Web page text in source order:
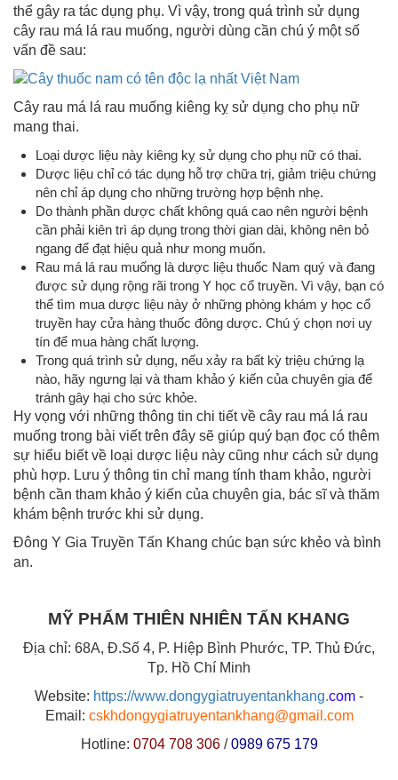
thể gây ra tác dụng phụ. Vì vậy, trong quá trình sử dụng
cây rau má lá rau muống, người dùng cần chú ý một số
vấn đề sau:
Cây rau má lá rau muống kiêng kỵ sử dụng cho phụ nữ
mang thai.
Loại dược liệu này kiêng kỵ sử dụng cho phụ nữ có thai.
Dược liệu chỉ có tác dụng hỗ trợ chữa trị, giảm triệu chứng
nên chỉ áp dụng cho những trường hợp bệnh nhẹ.
Do thành phần dược chất không quá cao nên người bệnh
cần phải kiên trì áp dụng trong thời gian dài, không nên bỏ
ngang để đạt hiệu quả như mong muốn.
Rau má lá rau muống là dược liệu thuốc Nam quý và đang
được sử dụng rộng rãi trong Y học cổ truyền. Vì vậy, bạn có
thể tìm mua dược liệu này ở những phòng khám y học cổ
truyền hay cửa hàng thuốc đông dược. Chú ý chọn nơi uy
tín để mua hàng chất lượng.
Trong quá trình sử dụng, nếu xảy ra bất kỳ triệu chứng lạ
nào, hãy ngưng lại và tham khảo ý kiến của chuyên gia để
tránh gây hại cho sức khỏe.
Hy vọng với những thông tin chi tiết về cây rau má lá rau
muống trong bài viết trên đây sẽ giúp quý bạn đọc có thêm
sự hiểu biết về loại dược liệu này cũng như cách sử dụng
phù hợp. Lưu ý thông tin chỉ mang tính tham khảo, người
bệnh cần tham khảo ý kiến của chuyên gia, bác sĩ và thăm
khám bệnh trước khi sử dụng.
Đông Y Gia Truyền Tấn Khang chúc bạn sức khẻo và bình
an.
MỸ PHẨM THIÊN NHIÊN TẤN KHANG
Địa chỉ: 68A, Đ.Số 4, P. Hiệp Bình Phước, TP. Thủ Đức,
Tp. Hồ Chí Minh
Website: https://www.dongygiatruyentankhang.com -
Email: cskhdongygiatruyentankhang@gmail.com
Hotline: 0704 708 306/0989 675 179